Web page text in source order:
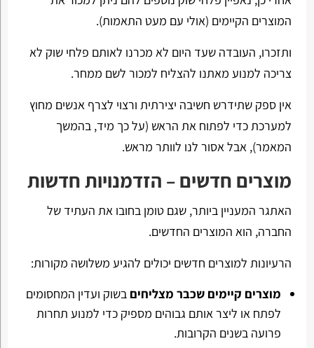
המוצרים הקיימים (אולי עם מעט התאמות).
ותזכרו, העובדה שעד היום לא מכרנו לאותם פלחי שוק לא
צריכה למנוע מאתנו להצליח למכור לשם ממחר.
אין ספק שתידרש חשיבה יצירתית ורצוי לצרף אנשים מחוץ
למערכת כדי לפתוח את הראש (על כך מיד, בהמשך
המאמר), אבל אסור לנו לוותר מראש.
מוצרים חדשים – הזדמנויות חדשות
האתגר המעניין ביותר, שגם טומן בחובו את העתיד של
החברה, הוא המוצרים החדשים.
הרעיונות למוצרים חדשים יכולים להגיע משלושה מקורות:
מוצרים קיימים שכבר מצליחים בשוק ועדין המחסומים
לפתח או ליצר אותם גבוהים מספיק כדי למנוע תחרות
פרועה בשנים הקרובות.